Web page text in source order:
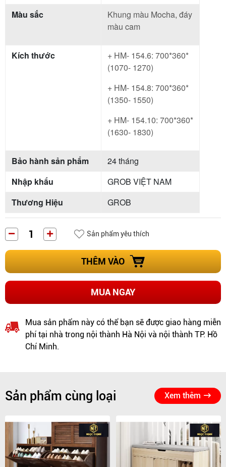
Màu sắc
Khung màu Mocha, đáy
màu cam
Kích thước
+ HM- 154.6: 700*360*
(1070- 1270)
+ HM- 154.8: 700*360*
(1350- 1550)
+ HM- 154.10: 700*360*
(1630- 1830)
Bảo hành sản phẩm
24 tháng
Nhập khẩu
GROB VIỆT NAM
Thương Hiệu
GROB
Sản phẩm yêu thích
THÊM VÀO
MUA NGAY
Mua sản phẩm này có thể bạn sẽ được giao hàng miễn
phí tại nhà trong nội thành Hà Nội và nội thành TP. Hồ
Chí Minh.
Sản phẩm cùng loại Xem thêm